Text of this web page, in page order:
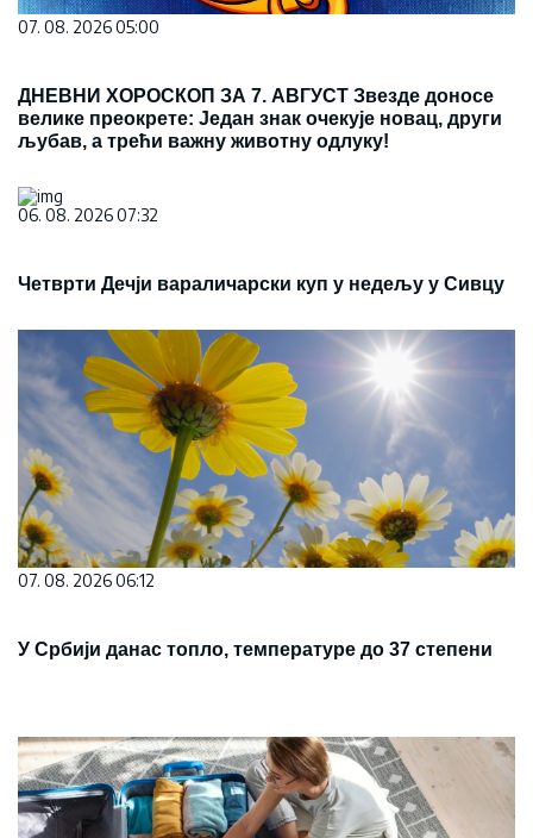
07. 08. 2026 05:00
ДНЕВНИ ХОРОСКОП ЗА 7. АВГУСТ Звезде доносе
велике преокрете: Један знак очекује новац, други
љубав, а трећи важну животну одлуку!
06. 08. 2026 07:32
Четврти Дечји вараличарски куп у недељу у Сивцу
07. 08. 2026 06:12
У Србији данас топло, температуре до 37 степени